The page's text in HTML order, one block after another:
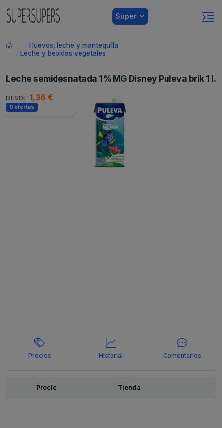
Super
Huevos, leche y mantequilla
Leche y bebidas vegetales
Leche semidesnatada 1% MG Disney Puleva brik 1 l.
DESDE 1,36 €
0 ofertas
Precios Historial Comentarios
OfertasPrecio Tienda